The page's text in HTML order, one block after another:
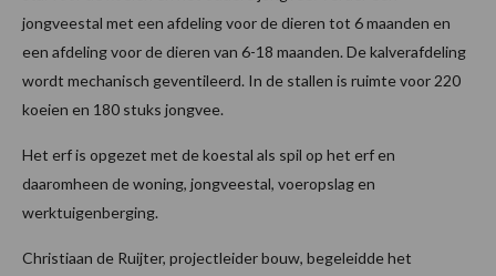
jongveestal met een afdeling voor de dieren tot 6 maanden en
een afdeling voor de dieren van 6-18 maanden. De kalverafdeling
wordt mechanisch geventileerd. In de stallen is ruimte voor 220
koeien en 180 stuks jongvee.
Het erf is opgezet met de koestal als spil op het erf en
daaromheen de woning, jongveestal, voeropslag en
werktuigenberging.
Christiaan de Ruijter, projectleider bouw, begeleidde het